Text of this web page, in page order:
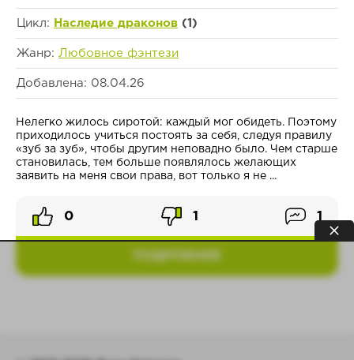
Цикл: Наследие драконов (1)
Жанр: Любовное фэнтези
Добавлена: 08.04.26
Нелегко жилось сиротой: каждый мог обидеть. Поэтому
приходилось учиться постоять за себя, следуя правилу
«зуб за зуб», чтобы другим неповадно было. Чем старше
становилась, тем больше появлялось желающих
заявить на меня свои права, вот только я не ...
ПОДРОБНЕЕ
0 1 1